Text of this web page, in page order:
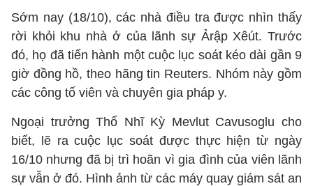
Sớm nay (18/10), các nhà điều tra được nhìn thấy
rời khỏi khu nhà ở của lãnh sự Ảrập Xêút. Trước
đó, họ đã tiến hành một cuộc lục soát kéo dài gần 9
giờ đồng hồ, theo hãng tin Reuters. Nhóm này gồm
các công tố viên và chuyên gia pháp y.
Ngoại trưởng Thổ Nhĩ Kỳ Mevlut Cavusoglu cho
biết, lẽ ra cuộc lục soát được thực hiện từ ngày
16/10 nhưng đã bị trì hoãn vì gia đình của viên lãnh
sự vẫn ở đó. Hình ảnh từ các máy quay giám sát an